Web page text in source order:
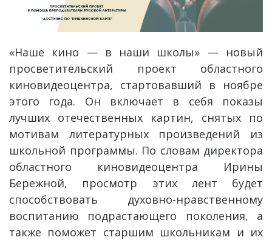
«Наше кино — в наши школы» — новый
просветительский проект областного
киновидеоцентра, стартовавший в ноябре
этого года. Он включает в себя показы
лучших отечественных картин, снятых по
мотивам литературных произведений из
школьной программы. По словам директора
областного киновидеоцентра Ирины
Бережной, просмотр этих лент будет
способствовать духовно-нравственному
воспитанию подрастающего поколения, а
также поможет старшим школьникам и их